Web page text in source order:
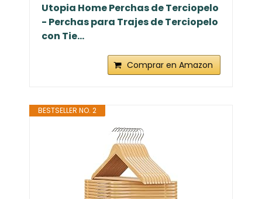
Utopia Home Perchas de Terciopelo
- Perchas para Trajes de Terciopelo
con Tie...
Comprar en Amazon
BESTSELLER NO. 2